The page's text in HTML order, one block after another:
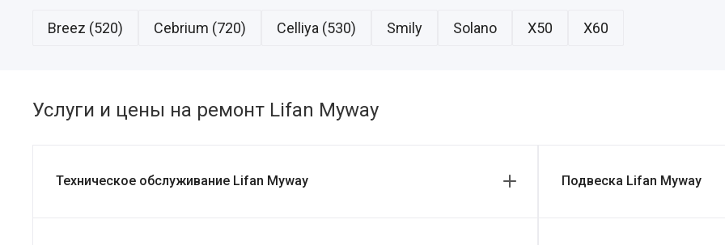
Breez (520) Cebrium (720) Celliya (530) Smily Solano X50 X60
Услуги и цены на ремонт Lifan Myway
Техническое обслуживание Lifan Myway Подвеска Lifan Myway